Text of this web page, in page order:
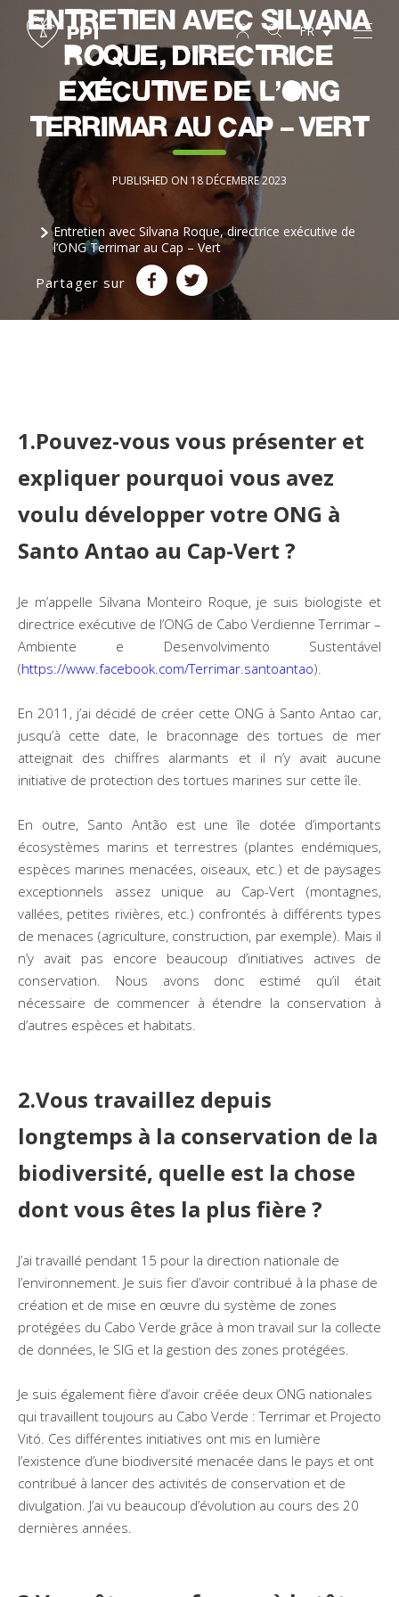
FR
Entretien avec Silvana
Roque, directrice
exécutive de l’ONG
Terrimar au Cap – Vert
PUBLISHED ON 18 DÉCEMBRE 2023
Entretien avec Silvana Roque, directrice exécutive de
l’ONG Terrimar au Cap – Vert
Partager sur
1.Pouvez-vous vous présenter et
expliquer pourquoi vous avez
voulu développer votre ONG à
Santo Antao au Cap-Vert ?
Je m’appelle Silvana Monteiro Roque, je suis biologiste et
directrice exécutive de l’ONG de Cabo Verdienne Terrimar –
Ambiente e Desenvolvimento Sustentável
(https://www.facebook.com/Terrimar.santoantao).
En 2011, j’ai décidé de créer cette ONG à Santo Antao car,
jusqu’à cette date, le braconnage des tortues de mer
atteignait des chiffres alarmants et il n’y avait aucune
initiative de protection des tortues marines sur cette île.
En outre, Santo Antão est une île dotée d’importants
écosystèmes marins et terrestres (plantes endémiques,
espèces marines menacées, oiseaux, etc.) et de paysages
exceptionnels assez unique au Cap-Vert (montagnes,
vallées, petites rivières, etc.) confrontés à différents types
de menaces (agriculture, construction, par exemple). Mais il
n’y avait pas encore beaucoup d’initiatives actives de
conservation. Nous avons donc estimé qu’il était
nécessaire de commencer à étendre la conservation à
d’autres espèces et habitats.
2.Vous travaillez depuis
longtemps à la conservation de la
biodiversité, quelle est la chose
dont vous êtes la plus fière ?
J’ai travaillé pendant 15 pour la direction nationale de
l’environnement. Je suis fier d’avoir contribué à la phase de
création et de mise en œuvre du système de zones
protégées du Cabo Verde grâce à mon travail sur la collecte
de données, le SIG et la gestion des zones protégées.
Je suis également fière d’avoir créée deux ONG nationales
qui travaillent toujours au Cabo Verde : Terrimar et Projecto
Vitó. Ces différentes initiatives ont mis en lumière
l’existence d’une biodiversité menacée dans le pays et ont
contribué à lancer des activités de conservation et de
divulgation. J’ai vu beaucoup d’évolution au cours des 20
dernières années.